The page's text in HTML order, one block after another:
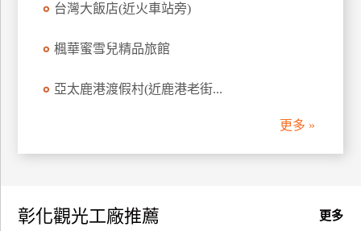
作
台灣大飯店(近火車站旁)
楓華蜜雪兒精品旅館
亞太鹿港渡假村(近鹿港老街...
更多 »
更多
彰化觀光工廠推薦